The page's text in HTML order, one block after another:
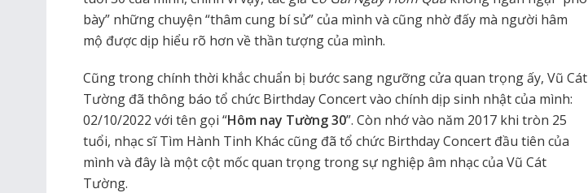
bày” những chuyện “thâm cung bí sử” của mình và cũng nhờ đấy mà người hâm
mộ được dịp hiểu rõ hơn về thần tượng của mình.
Cũng trong chính thời khắc chuẩn bị bước sang ngưỡng cửa quan trọng ấy, Vũ Cát
Tường đã thông báo tổ chức Birthday Concert vào chính dịp sinh nhật của mình:
02/10/2022 với tên gọi “Hôm nay Tường 30”. Còn nhớ vào năm 2017 khi tròn 25
tuổi, nhạc sĩ Tìm Hành Tinh Khác cũng đã tổ chức Birthday Concert đầu tiên của
mình và đây là một cột mốc quan trọng trong sự nghiệp âm nhạc của Vũ Cát
Tường.